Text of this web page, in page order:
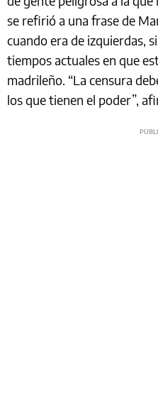
se refirió a una frase de
cuando era de izquierdas,
tiempos actuales en que
madrileño. “La censura
los que tienen el poder”,